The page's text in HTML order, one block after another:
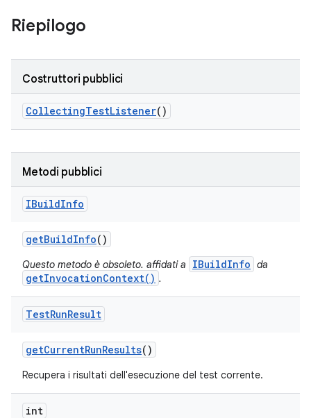
Riepilogo
Costruttori pubblici
CollectingTestListener()
Metodi pubblici
IBuildInfo
getBuildInfo()
Questo metodo è obsoleto. affidati a IBuildInfo da
getInvocationContext() .
TestRunResult
getCurrentRunResults()
Recupera i risultati dell'esecuzione del test corrente.
int